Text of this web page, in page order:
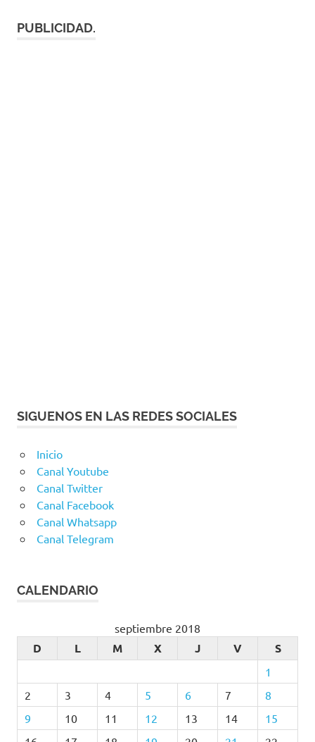
PUBLICIDAD.
SIGUENOS EN LAS REDES SOCIALES
Inicio
Canal Youtube
Canal Twitter
Canal Facebook
Canal Whatsapp
Canal Telegram
CALENDARIO
septiembre 2018
D L M X J V S
1
2
3 4 5 6 7
8
9
10 11 12 13 14
15